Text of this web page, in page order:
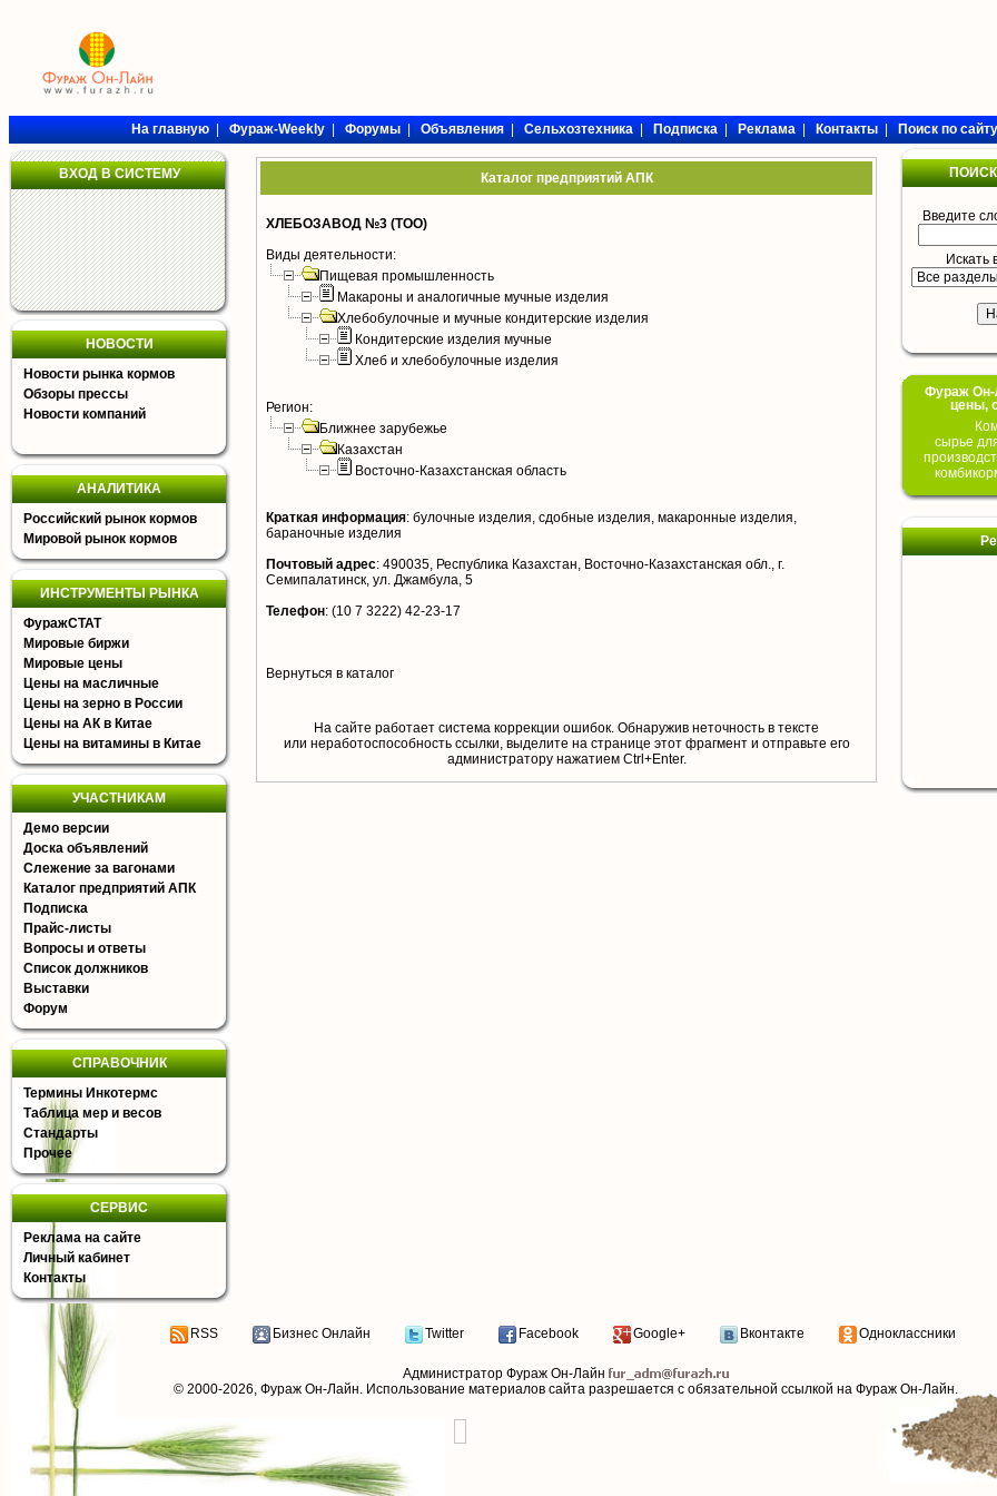
На главную|Фураж-Weekly|Форумы|Объявления|Сельхозтехника|Подписка|Реклама|Контакты|Поиск по сайту
ВХОД В СИСТЕМУ
НОВОСТИ
Новости рынка кормов
Обзоры прессы
Новости компаний
АНАЛИТИКА
Российский рынок кормов
Мировой рынок кормов
ИНСТРУМЕНТЫ РЫНКА
ФуражСТАТ
Мировые биржи
Мировые цены
Цены на масличные
Цены на зерно в России
Цены на АК в Китае
Цены на витамины в Китае
УЧАСТНИКАМ
Демо версии
Доска объявлений
Слежение за вагонами
Каталог предприятий АПК
Подписка
Прайс-листы
Вопросы и ответы
Список должников
Выставки
Форум
СПРАВОЧНИК
Термины Инкотермс
Таблица мер и весов
Стандарты
Прочее
СЕРВИС
Реклама на сайте
Личный кабинет
Контакты
Каталог предприятий АПК
ХЛЕБОЗАВОД №3 (ТОО)
Виды деятельности:
Пищевая промышленность
Макароны и аналогичные мучные изделия
Хлебобулочные и мучные кондитерские изделия
Кондитерские изделия мучные
Хлеб и хлебобулочные изделия
Регион:
Ближнее зарубежье
Казахстан
Восточно-Казахстанская область
Краткая информация: булочные изделия, сдобные изделия, макаронные изделия,
бараночные изделия
Почтовый адрес: 490035, Республика Казахстан, Восточно-Казахстанская обл., г.
Семипалатинск, ул. Джамбула, 5
Телефон: (10 7 3222) 42-23-17
Вернуться в каталог
На сайте работает система коррекции ошибок. Обнаружив неточность в тексте
или неработоспособность ссылки, выделите на странице этот фрагмент и отправьте его
aдминистратору нажатием Ctrl+Enter.
Введите
Искать
Фураж Он-
цены,
сырье
RSS Бизнес Онлайн Twitter Facebook Google+ Вконтакте Одноклассники
Администратор Фураж Он-Лайн
© 2000-2026, Фураж Он-Лайн. Использование материалов сайта разрешается с обязательной ссылкой на Фураж Он-Лайн.